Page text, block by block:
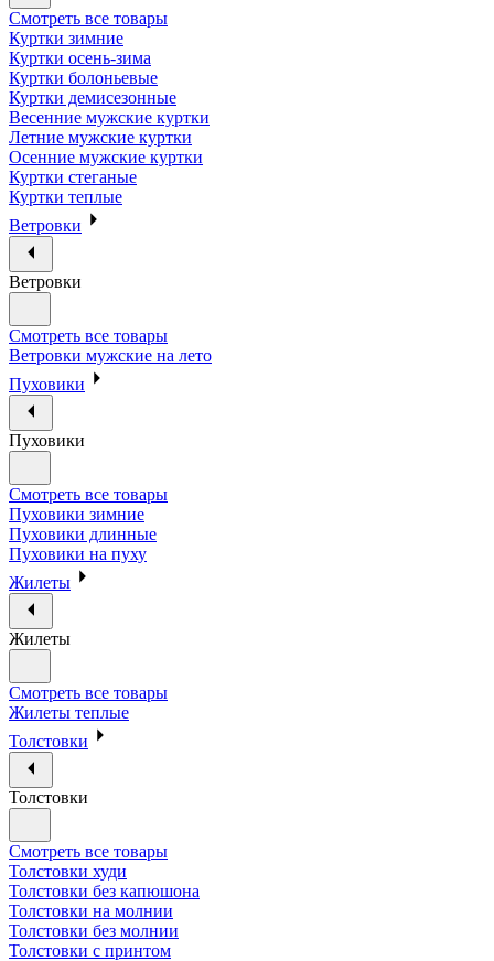
Смотреть все товары
Куртки зимние
Куртки осень-зима
Куртки болоньевые
Куртки демисезонные
Весенние мужские куртки
Летние мужские куртки
Осенние мужские куртки
Куртки стеганые
Куртки теплые
Ветровки
Ветровки
Смотреть все товары
Ветровки мужские на лето
Пуховики
Пуховики
Смотреть все товары
Пуховики зимние
Пуховики длинные
Пуховики на пуху
Жилеты
Жилеты
Смотреть все товары
Жилеты теплые
Толстовки
Толстовки
Смотреть все товары
Толстовки худи
Толстовки без капюшона
Толстовки на молнии
Толстовки без молнии
Толстовки с принтом